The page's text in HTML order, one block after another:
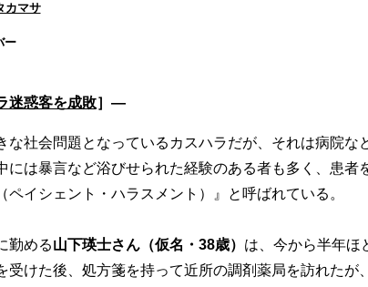
カマサ
ー
迷惑客を成敗］―
社会問題となっているカスハラだが、それは病院な
には暴言など浴びせられた経験のある者も多く、患者
ペイシェント・ハラスメント）』と呼ばれている。
勤める山下瑛士さん（仮名・38歳） は、今から半年ほ
受けた後、処方箋を持って近所の調剤薬局を訪れたが